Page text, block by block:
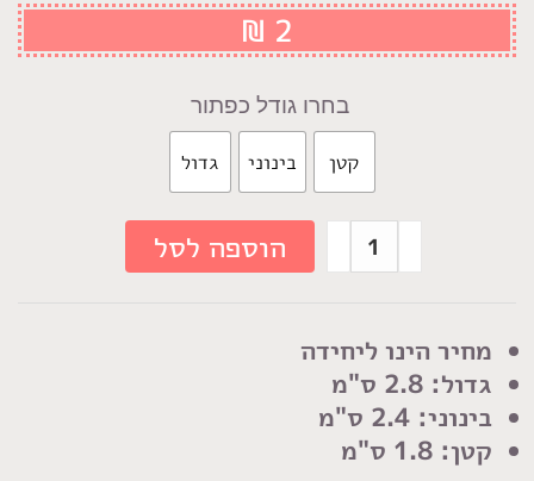
מחיר הינו ליחידה
גדול: 2.8 ס"מ
בינוני: 2.4 ס"מ
קטן: 1.8 ס"מ
₪ 2
גודל כפתור
קטן בינוני גדול
כמות
של
מט
ורוד
כהה
הוספה לסל